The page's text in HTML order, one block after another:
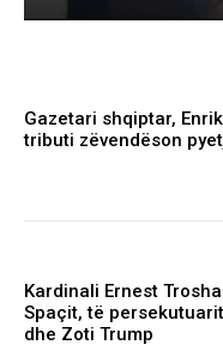
Gazetari shqiptar,
tributi zëvendëson
Kardinali Ernest
Spaçit, të
dhe Zoti Trump